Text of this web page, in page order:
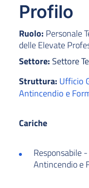
Profilo
Ruolo: Personale
delle Elevate
Settore: Settore
Struttura: Ufficio
Antincendio e
Cariche
Responsabile
Antincendio e